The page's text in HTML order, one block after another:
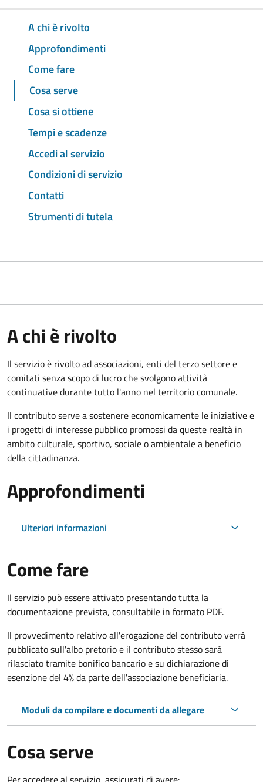
A chi è rivolto
Approfondimenti
Come fare
Cosa serve
Cosa si ottiene
Tempi e scadenze
Accedi al servizio
Condizioni di servizio
Contatti
Strumenti di tutela
A chi è rivolto
Il servizio è rivolto ad associazioni, enti del terzo settore e
comitati senza scopo di lucro che svolgono attività
continuative durante tutto l'anno nel territorio comunale.
Il contributo serve a sostenere economicamente le iniziative e
i progetti di interesse pubblico promossi da queste realtà in
ambito culturale, sportivo, sociale o ambientale a beneficio
della cittadinanza.
Approfondimenti
Ulteriori informazioni
Come fare
Il servizio può essere attivato presentando tutta la
documentazione prevista, consultabile in formato PDF.
Il provvedimento relativo all'erogazione del contributo verrà
pubblicato sull'albo pretorio e il contributo stesso sarà
rilasciato tramite bonifico bancario e su dichiarazione di
esenzione del 4% da parte dell'associazione beneficiaria.
Moduli da compilare e documenti da allegare
Cosa serve